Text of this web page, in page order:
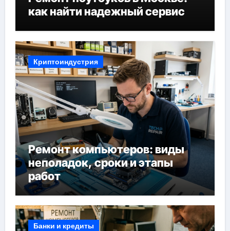
как найти надежный сервис
Криптоиндустрия
Ремонт компьютеров: виды
неполадок, сроки и этапы
работ
Банки и кредиты